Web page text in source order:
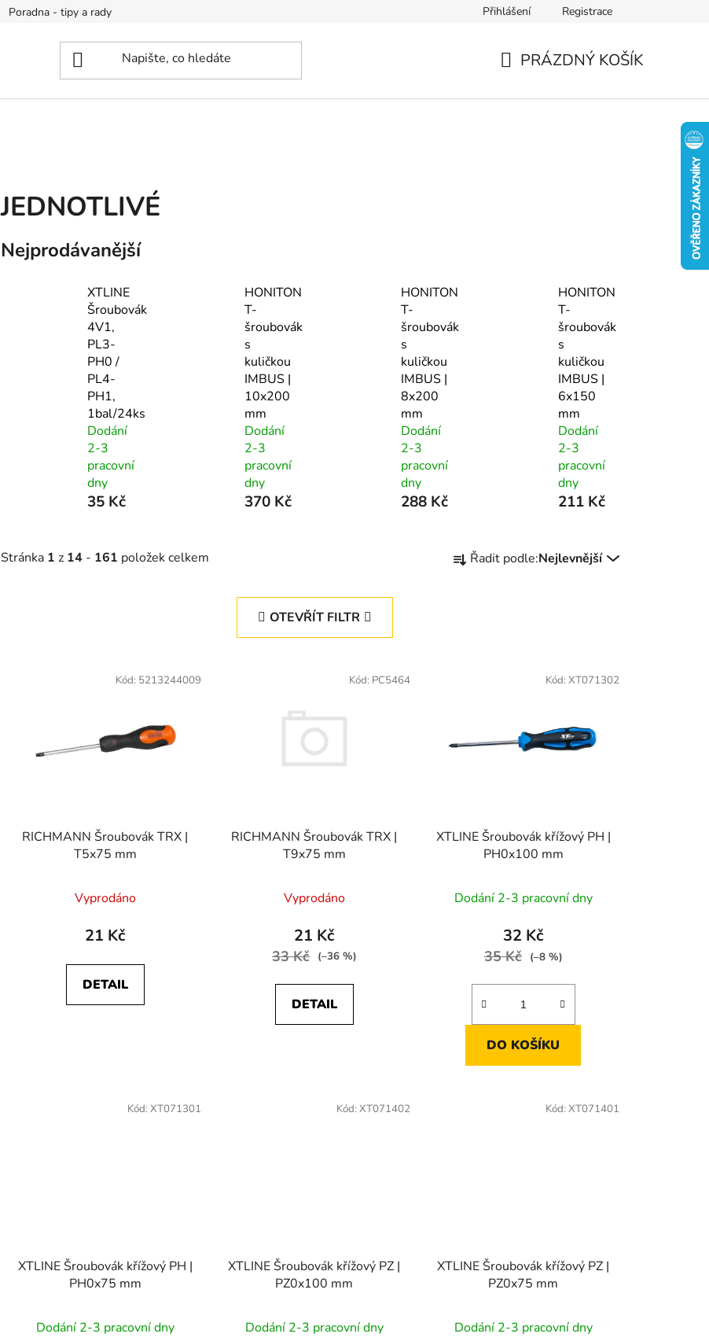
Poradna - tipy a rady Přihlášení Registrace
PRÁZDNÝ KOŠÍK
JEDNOTLIVÉ
Nejprodávanější
XTLINE
Šroubovák
4V1,
PL3-
PH0 /
PL4-
PH1,
1bal/24ks
Dodání
2-3
pracovní
dny
35 Kč
HONITON
T-
šroubovák
s
kuličkou
IMBUS |
10x200
mm
Dodání
2-3
pracovní
dny
370 Kč
HONITON
T-
šroubovák
s
kuličkou
IMBUS |
8x200
mm
Dodání
2-3
pracovní
dny
288 Kč
HONITON
T-
šroubovák
s
kuličkou
IMBUS |
6x150
mm
Dodání
2-3
pracovní
dny
211 Kč
Stránka 1 z 14 - 161 položek celkem
a
u
Řadit podle:Nejlevnější
OTEVŘÍT FILTR
RICHMANN Šroubovák TRX |
T5x75 mm
Vyprodáno
21 Kč
DETAIL
Kód: 5213244009
RICHMANN Šroubovák TRX |
T9x75 mm
Vyprodáno
21 Kč
33 Kč (–36 %)
DETAIL
Kód: PC5464
XTLINE Šroubovák křížový PH |
PH0x100 mm
Dodání 2-3 pracovní dny
32 Kč
35 Kč (–8 %)
DO KOŠÍKU
Kód: XT071302
XTLINE Šroubovák křížový PH |
PH0x75 mm
Dodání 2-3 pracovní dny
Kód: XT071301
XTLINE Šroubovák křížový PZ |
PZ0x100 mm
Dodání 2-3 pracovní dny
Kód: XT071402
XTLINE Šroubovák křížový PZ |
PZ0x75 mm
Dodání 2-3 pracovní dny
Kód: XT071401